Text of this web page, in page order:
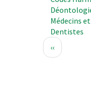
Médecins
Dentistes
Pagination
Page
‹‹